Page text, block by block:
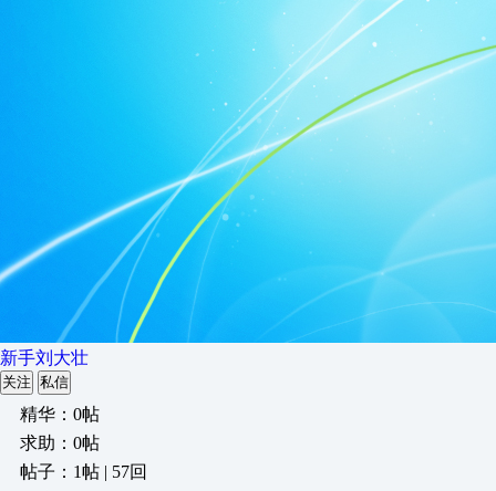
新手刘大壮
关注 私信
精华：0帖
求助：0帖
帖子：1帖 | 57回